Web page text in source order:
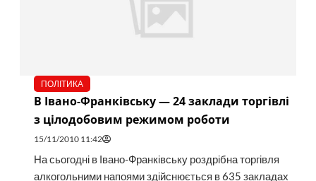
ПОЛІТИКА
В Івано-Франківську — 24 заклади торгівлі
з цілодобовим режимом роботи
15/11/2010 11:42
На сьогодні в Івано-Франківську роздрібна торгівля
алкогольними напоями здійснюється в 635 закладах